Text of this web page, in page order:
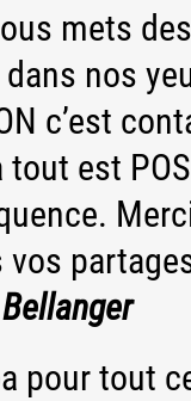
mets des
nos
c’est
tout est
vos
pour tout